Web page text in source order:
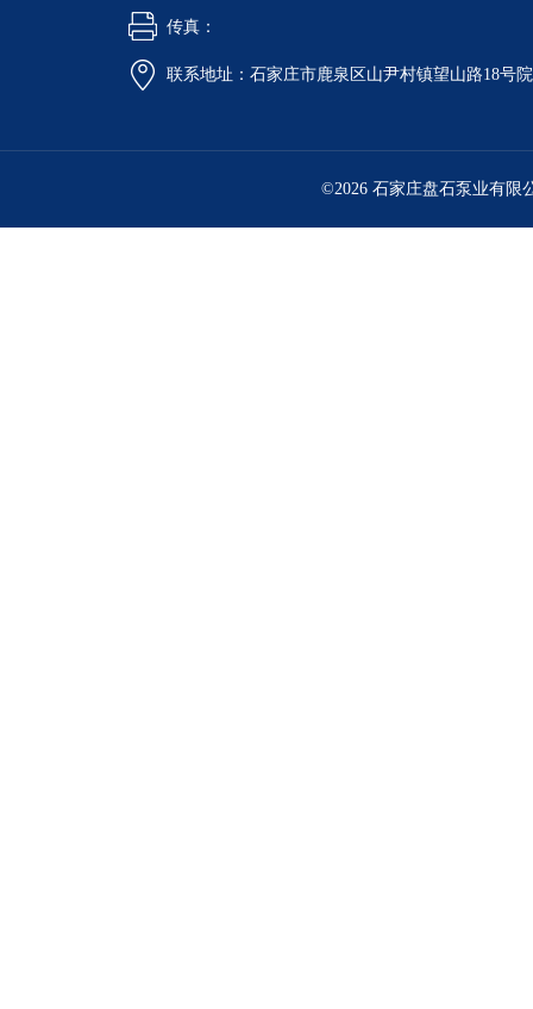
传真：
联系地址：石家庄市鹿泉区山尹村镇望山路18号
©2026 石家庄盘石泵业有限